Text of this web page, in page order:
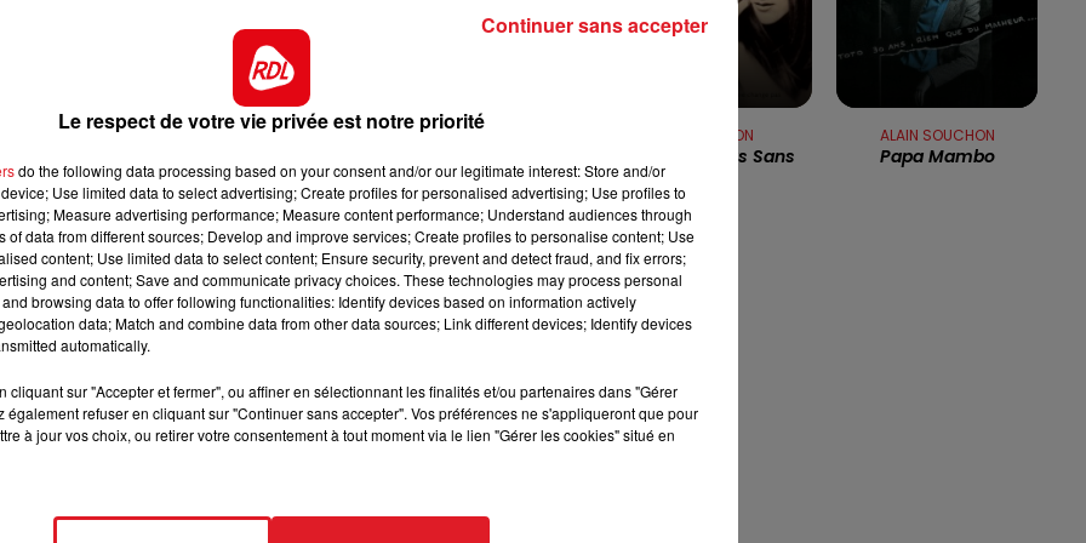
7h00 - 10h00
DEBOUT C'EST L'HEURE
12h00 - 13h00
RDL & VOUS
18 à 70 ans.
Seuls critères : il faut habiter la région
vie heureuse au Sénégal avec sa femme. Sékou est un
oublier ses origines sénégalaises.Quand Adrien est
est un cousin éloigné de sa femme : Sékou. Bon
et Sékou sur les routes de France annonce un
l’autre.
de téléphone et le lieu de résidence.
CELINE DION
Ne Partez Pas Sans
ALAIN SOUCHON
Papa Mambo
Le respect de votre vie privée est notre priorité
do the following data processing based on your consent and/or our legitimate interest: Store and/or
Use limited data to select advertising; Create profiles for personalised advertising; Use profiles to
Measure advertising performance; Measure content performance; Understand audiences through
of data from different sources; Develop and improve services; Create profiles to personalise content; Use
content; Use limited data to select content; Ensure security, prevent and detect fraud, and fix errors;
and content; Save and communicate privacy choices. These technologies may process personal
browsing data to offer following functionalities: Identify devices based on information actively
data; Match and combine data from other data sources; Link different devices; Identify devices
automatically.
cliquant sur "Accepter et fermer", ou affiner en sélectionnant les finalités et/ou partenaires dans "Gérer
également refuser en cliquant sur "Continuer sans accepter". Vos préférences ne s'appliqueront que pour
à jour vos choix, ou retirer votre consentement à tout moment via le lien "Gérer les cookies" situé en
Continuer sans accepter